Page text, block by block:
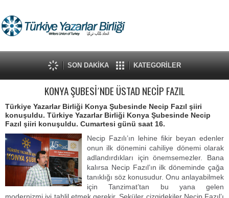
SON DAKİKA KATEGORİLER
KONYA ŞUBESİ´NDE ÜSTAD NECİP FAZIL
Türkiye Yazarlar Birliği Konya Şubesinde Necip Fazıl şiiri
konuşuldu. Türkiye Yazarlar Birliği Konya Şubesinde Necip
Fazıl şiiri konuşuldu. Cumartesi günü saat 16.
Necip Fazılı’ın lehine fikir beyan edenler
onun ilk dönemini cahiliye dönemi olarak
adlandırdıkları için önemsemezler. Bana
kalırsa Necip Fazıl’ın ilk döneminde çağa
tanıklığı söz konusudur. Onu anlayabilmek
için Tanzimat’tan bu yana gelen